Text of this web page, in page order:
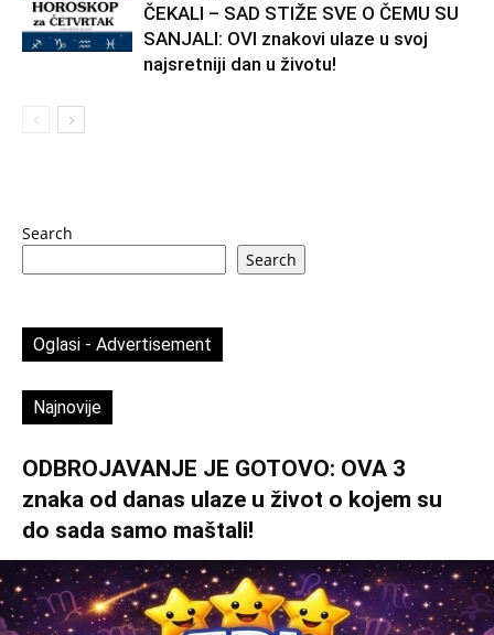
ČEKALI – SAD STIŽE SVE O ČEMU SU
SANJALI: OVI znakovi ulaze u svoj
najsretniji dan u životu!
Search
Search
Oglasi - Advertisement
Najnovije
ODBROJAVANJE JE GOTOVO: OVA 3
znaka od danas ulaze u život o kojem su
do sada samo maštali!